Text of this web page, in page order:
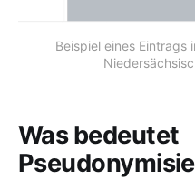
Beispiel eines Eintrags
Was bedeutet